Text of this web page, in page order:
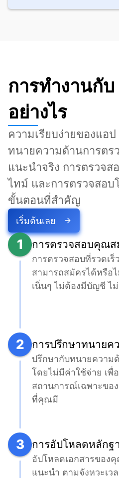
การทำงานกั
อย่างไร
ความเรียบง่ายของแอ
ทนายความด้านการตร
แนะนำจริง การตรวจส
ไทม์ และการตรวจสอ
ขั้นตอนที่สำคัญ
เริ่มต้นเลย
1 การตรวจสอบคุณ
การตรวจสอบที่รวดเ
สามารถสมัครได้หรือ
เนิ่นๆ ไม่ต้องมีบัญชี ไ
2 การปรึกษาทนายค
ปรึกษากับทนายความ
โดยไม่มีค่าใช้จ่าย เพื่
สถานการณ์เฉพาะขอ
ที่คุณมี
3 การอัปโหลดหลักฐ
อัปโหลดเอกสารของ
แนะนำ ตามจังหวะเว